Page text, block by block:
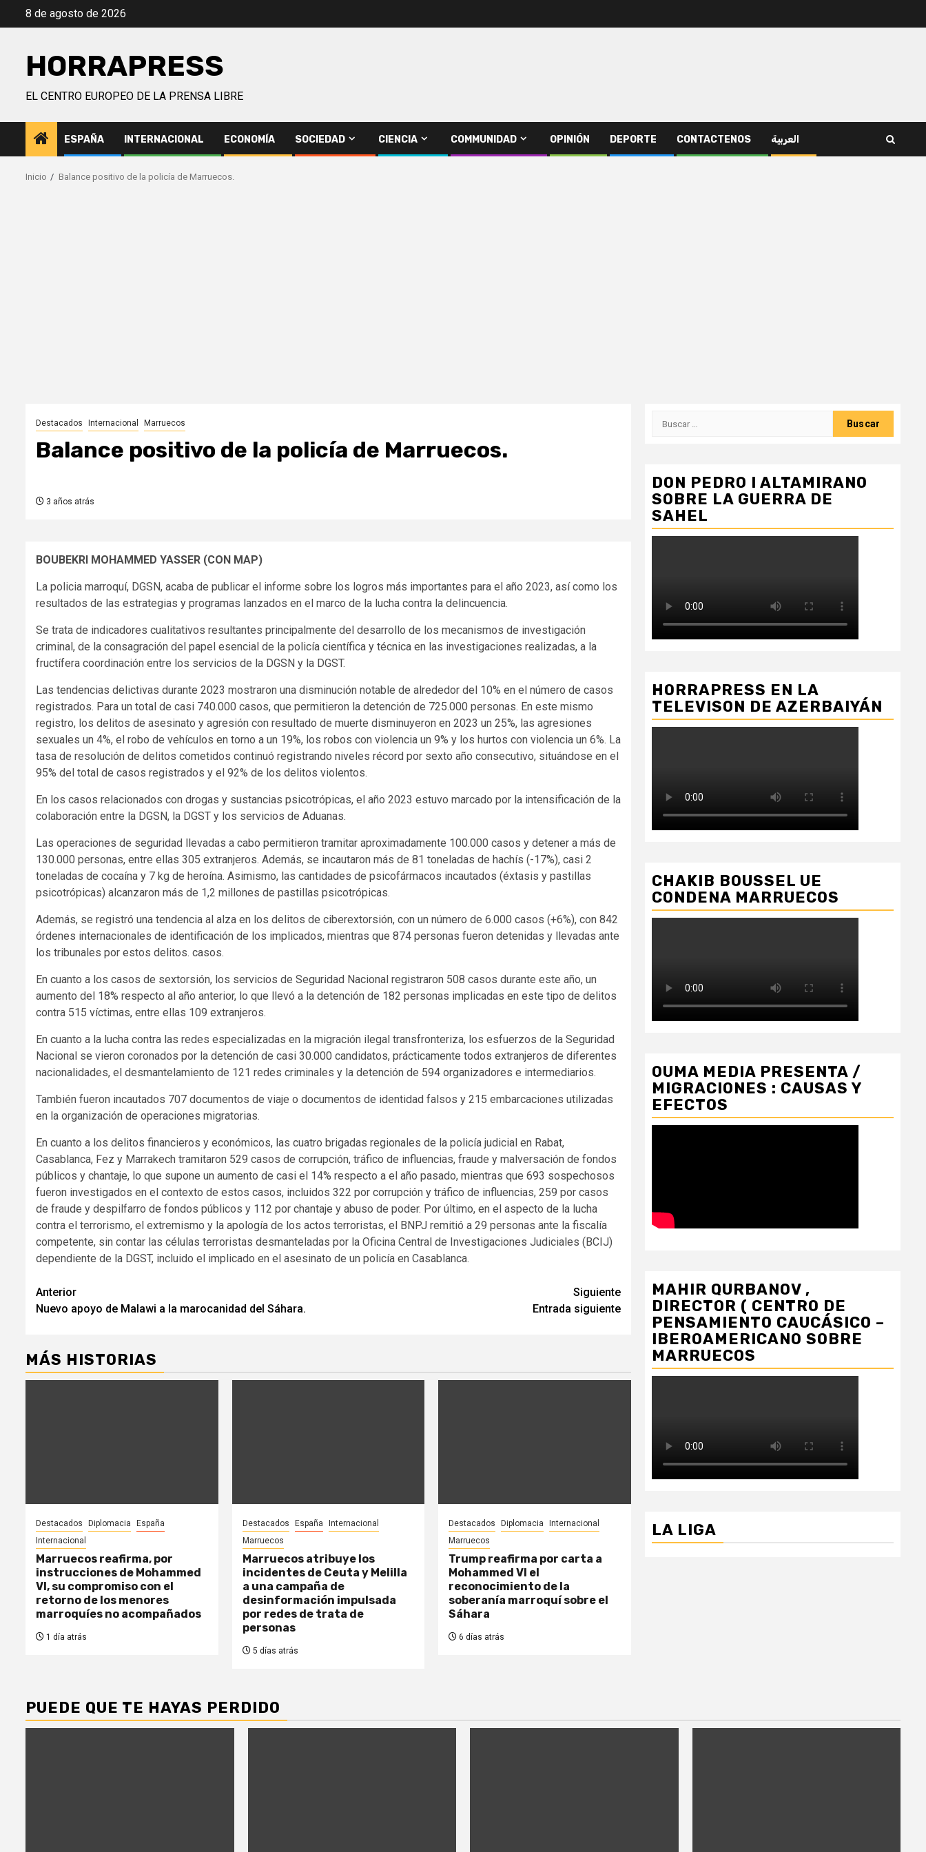
Saltar8 de agosto de 2026
HORRAPRESS
EL CENTRO EUROPEO DE LA PRENSA LIBRE
ESPAÑA INTERNACIONAL ECONOMÍA SOCIEDAD CIENCIA COMMUNIDAD OPINIÓN DEPORTE CONTACTENOS العربية
Inicio Balance positivo de la policía de Marruecos.
Destacados Internacional Marruecos
Balance positivo de la policía de Marruecos.
3 años atrás
BOUBEKRI MOHAMMED YASSER (CON MAP)
La policia marroquí, DGSN, acaba de publicar el informe sobre los logros más importantes para el año 2023, así como los
resultados de las estrategias y programas lanzados en el marco de la lucha contra la delincuencia.
Se trata de indicadores cualitativos resultantes principalmente del desarrollo de los mecanismos de investigación
criminal, de la consagración del papel esencial de la policía científica y técnica en las investigaciones realizadas, a la
fructífera coordinación entre los servicios de la DGSN y la DGST.
Las tendencias delictivas durante 2023 mostraron una disminución notable de alrededor del 10% en el número de casos
registrados. Para un total de casi 740.000 casos, que permitieron la detención de 725.000 personas. En este mismo
registro, los delitos de asesinato y agresión con resultado de muerte disminuyeron en 2023 un 25%, las agresiones
sexuales un 4%, el robo de vehículos en torno a un 19%, los robos con violencia un 9% y los hurtos con violencia un 6%. La
tasa de resolución de delitos cometidos continuó registrando niveles récord por sexto año consecutivo, situándose en el
95% del total de casos registrados y el 92% de los delitos violentos.
En los casos relacionados con drogas y sustancias psicotrópicas, el año 2023 estuvo marcado por la intensificación de la
colaboración entre la DGSN, la DGST y los servicios de Aduanas.
Las operaciones de seguridad llevadas a cabo permitieron tramitar aproximadamente 100.000 casos y detener a más de
130.000 personas, entre ellas 305 extranjeros. Además, se incautaron más de 81 toneladas de hachís (-17%), casi 2
toneladas de cocaína y 7 kg de heroína. Asimismo, las cantidades de psicofármacos incautados (éxtasis y pastillas
psicotrópicas) alcanzaron más de 1,2 millones de pastillas psicotrópicas.
Además, se registró una tendencia al alza en los delitos de ciberextorsión, con un número de 6.000 casos (+6%), con 842
órdenes internacionales de identificación de los implicados, mientras que 874 personas fueron detenidas y llevadas ante
los tribunales por estos delitos. casos.
En cuanto a los casos de sextorsión, los servicios de Seguridad Nacional registraron 508 casos durante este año, un
aumento del 18% respecto al año anterior, lo que llevó a la detención de 182 personas implicadas en este tipo de delitos
contra 515 víctimas, entre ellas 109 extranjeros.
En cuanto a la lucha contra las redes especializadas en la migración ilegal transfronteriza, los esfuerzos de la Seguridad
Nacional se vieron coronados por la detención de casi 30.000 candidatos, prácticamente todos extranjeros de diferentes
nacionalidades, el desmantelamiento de 121 redes criminales y la detención de 594 organizadores e intermediarios.
También fueron incautados 707 documentos de viaje o documentos de identidad falsos y 215 embarcaciones utilizadas
en la organización de operaciones migratorias.
En cuanto a los delitos financieros y económicos, las cuatro brigadas regionales de la policía judicial en Rabat,
Casablanca, Fez y Marrakech tramitaron 529 casos de corrupción, tráfico de influencias, fraude y malversación de fondos
públicos y chantaje, lo que supone un aumento de casi el 14% respecto a el año pasado, mientras que 693 sospechosos
fueron investigados en el contexto de estos casos, incluidos 322 por corrupción y tráfico de influencias, 259 por casos
de fraude y despilfarro de fondos públicos y 112 por chantaje y abuso de poder. Por último, en el aspecto de la lucha
contra el terrorismo, el extremismo y la apología de los actos terroristas, el BNPJ remitió a 29 personas ante la fiscalía
competente, sin contar las células terroristas desmanteladas por la Oficina Central de Investigaciones Judiciales (BCIJ)
dependiente de la DGST, incluido el implicado en el asesinato de un policía en Casablanca.
Seguir
leyendo
Anterior
Nuevo apoyo de Malawi a la marocanidad del Sáhara.
Siguiente
Entrada siguiente
MÁS HISTORIAS
Destacados Diplomacia
España
Internacional
Marruecos reafirma, por
instrucciones de Mohammed
VI, su compromiso con el
retorno de los menores
marroquíes no acompañados
1 día atrás
Destacados España
Internacional
Marruecos
Marruecos atribuye los
incidentes de Ceuta y Melilla
a una campaña de
desinformación impulsada
por redes de trata de
personas
5 días atrás
Destacados Diplomacia
Internacional
Marruecos
Trump reafirma por carta a
Mohammed VI el
reconocimiento de la
soberanía marroquí sobre el
Sáhara
6 días atrás
Buscar:
DON PEDRO I ALTAMIRANO
SOBRE LA GUERRA DE
SAHEL
HORRAPRESS EN LA
TELEVISON DE AZERBAIYÁN
CHAKIB BOUSSEL UE
CONDENA MARRUECOS
OUMA MEDIA PRESENTA /
MIGRACIONES : CAUSAS Y
EFECTOS
MAHIR QURBANOV ,
DIRECTOR ( CENTRO DE
PENSAMIENTO CAUCÁSICO –
IBEROAMERICANO SOBRE
MARRUECOS
LA LIGA
PUEDE QUE TE HAYAS PERDIDO